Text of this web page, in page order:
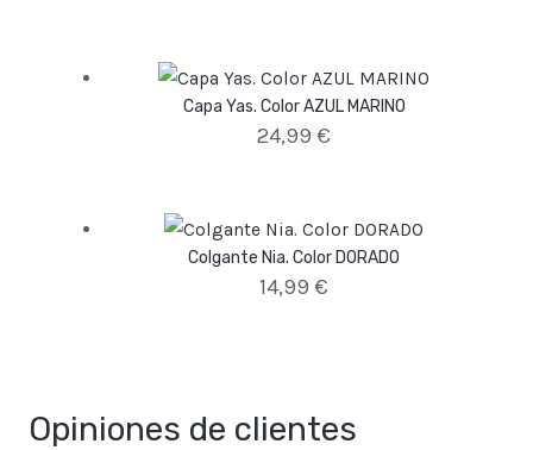
Capa Yas. Color AZUL MARINO
24,99 €
Colgante Nia. Color DORADO
14,99 €
Opiniones de clientes